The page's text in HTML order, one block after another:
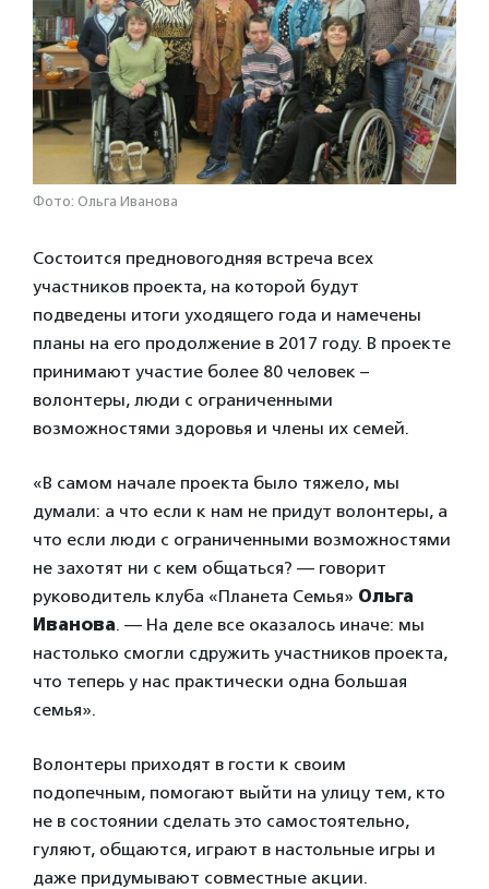
Фото: Ольга Иванова
Состоится предновогодняя встреча всех
участников проекта, на которой будут
подведены итоги уходящего года и намечены
планы на его продолжение в 2017 году. В проекте
принимают участие более 80 человек –
волонтеры, люди с ограниченными
возможностями здоровья и члены их семей.
«В самом начале проекта было тяжело, мы
думали: а что если к нам не придут волонтеры, а
что если люди с ограниченными возможностями
не захотят ни с кем общаться? — говорит
руководитель клуба «Планета Семья» Ольга
Иванова. — На деле все оказалось иначе: мы
настолько смогли сдружить участников проекта,
что теперь у нас практически одна большая
семья».
Волонтеры приходят в гости к своим
подопечным, помогают выйти на улицу тем, кто
не в состоянии сделать это самостоятельно,
гуляют, общаются, играют в настольные игры и
даже придумывают совместные акции.